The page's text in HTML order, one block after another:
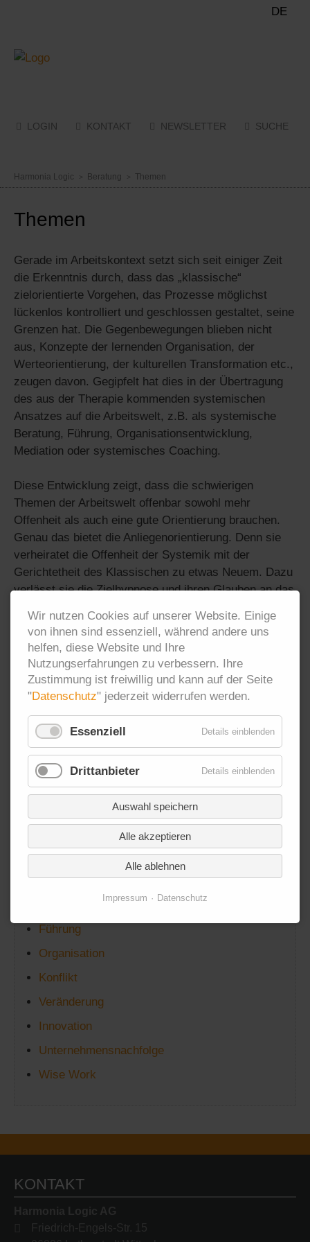
LOGIN KONTAKT NEWSLETTER SUCHE
DE
Harmonia Logic Beratung Themen
Themen
Gerade im Arbeitskontext setzt sich seit einiger Zeit
die Erkenntnis durch, dass das „klassische“
zielorientierte Vorgehen, das Prozesse möglichst
lückenlos kontrolliert und geschlossen gestaltet, seine
Grenzen hat. Die Gegenbewegungen blieben nicht
aus, Konzepte der lernenden Organisation, der
Werteorientierung, der kulturellen Transformation etc.,
zeugen davon. Gegipfelt hat dies in der Übertragung
des aus der Therapie kommenden systemischen
Ansatzes auf die Arbeitswelt, z.B. als systemische
Beratung, Führung, Organisationsentwicklung,
Mediation oder systemisches Coaching.
Diese Entwicklung zeigt, dass die schwierigen
Themen der Arbeitswelt offenbar sowohl mehr
Offenheit als auch eine gute Orientierung brauchen.
Genau das bietet die Anliegenorientierung. Denn sie
verheiratet die Offenheit der Systemik mit der
Gerichtetheit des Klassischen zu etwas Neuem. Dazu
verlässt sie die Zielhypnose und ihren Glauben an das
„schiebt“ sie vom Anliegen her und navigiert dabei aus
der Stimmigkeit der relevanten Einflussfaktoren. Das
schließt Wegstrecken geschlossenen Vorgehens nicht
aus, jedoch wohl wissend, dass alles Geschlossene
immer einen Rest Offenheit behält und selbst im
Anliegenorientierung umarmt Offenheit und
Geschlossenheit, bietet Ausrichtung und Flexibilität,
Dynamik und Balance, Geschwindigkeit und
Besonnenheit, Effektivität und Schadensvermeidung,
Gestaltungsfreiheit und Miteinander. Also das, wonach
in der Arbeitswelt heute händeringend gesucht wird.
Übersicht
Führung
Organisation
Konflikt
Veränderung
Innovation
Unternehmensnachfolge
Wise Work
KONTAKT
Harmonia Logic AG
Friedrich-Engels-Str. 15
Wir nutzen Cookies auf unserer Website. Einige
von ihnen sind essenziell, während andere uns
helfen, diese Website und Ihre
Nutzungserfahrungen zu verbessern. Ihre
Zustimmung ist freiwillig und kann auf der Seite
"Datenschutz" jederzeit widerrufen werden.
Essenziell Details einblenden
Drittanbieter Details einblenden
Auswahl speichern
Alle akzeptieren
Alle ablehnen
Impressum Datenschutz